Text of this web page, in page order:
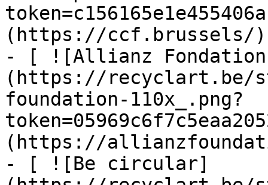
(https://ccf.brussels/)
- [ ![Allianz
(https://recyclart.be/
foundation-110x_.png?
(https://
- [ ![Be circular]